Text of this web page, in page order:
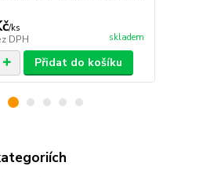
/ks
DPH skladem
Přidat do košíku